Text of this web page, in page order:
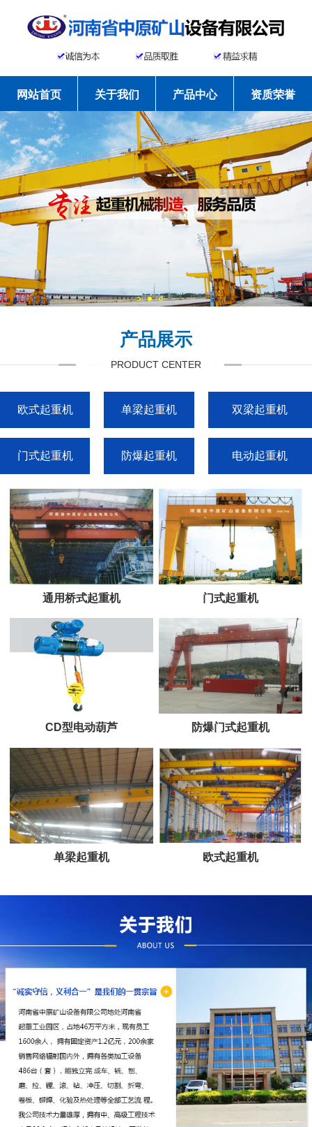
网站首页 关于我们 产品中心 资质荣誉
工程案例 新闻资讯 常见问题 联系我们
产品展示
PRODUCT CENTER
欧式起重机 单梁起重机 双梁起重机
门式起重机 防爆起重机 电动起重机
通用桥式起重机 门式起重机
CD型电动葫芦 防爆门式起重机
单梁起重机 欧式起重机